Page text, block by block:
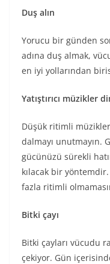
Duş alın
Yorucu bir günden
adına duş almak,
en iyi yollarından
Yatıştırıcı müzikler
Düşük ritimli
dalmayı unutmayın.
gücünüzü sürekli
kılacak bir
fazla ritimli
Bitki çayı
Bitki çayları vücudu
çekiyor. Gün